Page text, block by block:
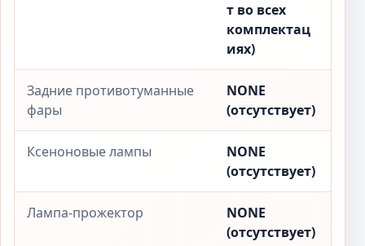
т во всех
комплектац
иях)
Задние противотуманные
фары
NONE
(отсутствует)
Ксеноновые лампы
NONE
(отсутствует)
Лампа-прожектор
NONE
(отсутствует)